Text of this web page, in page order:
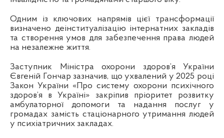
Одним із ключових напрямів цієї трансформації
визначено деінституалізацію інтернатних закладів
та створення умов для забезпечення права людей
на незалежне життя.
Заступник Міністра охорони здоров’я України
Євгеній Гончар зазначив, що ухвалений у 2025 році
Закон України «Про систему охорони психічного
здоров’я в Україні» закріпив пріоритет розвитку
амбулаторної допомоги та надання послуг у
громадах замість стаціонарного утримання людей
у психіатричних закладах.